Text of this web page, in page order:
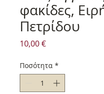
φακίδες,
Πετρίδου
10,00 €Τιμή
Ποσότητα *